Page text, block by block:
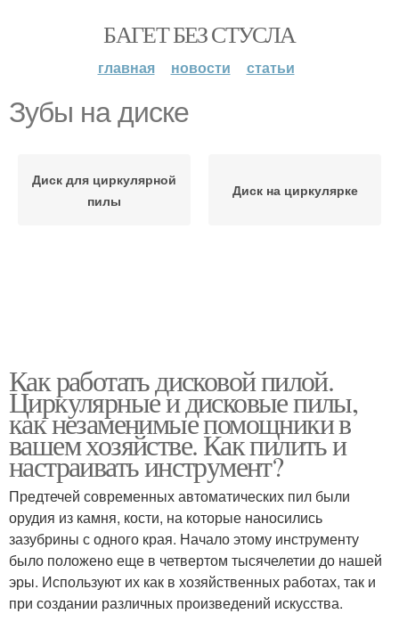
БАГЕТ БЕЗ СТУСЛА
главная новости статьи
Зубы на диске
Диск для циркулярной
пилы
Диск на циркулярке
Как работать дисковой пилой.
Циркулярные и дисковые пилы,
как незаменимые помощники в
вашем хозяйстве. Как пилить и
настраивать инструмент?
Предтечей современных автоматических пил были
орудия из камня, кости, на которые наносились
зазубрины с одного края. Начало этому инструменту
было положено еще в четвертом тысячелетии до нашей
эры. Используют их как в хозяйственных работах, так и
при создании различных произведений искусства.